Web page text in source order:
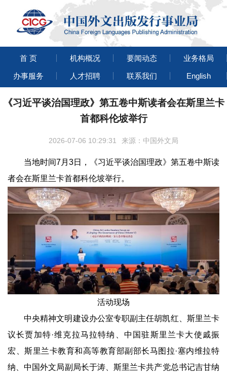
首 页 机构概况 要闻动态 业务格局
办事服务 人才招聘 联系我们 English
《习近平谈治国理政》第五卷中斯读者会在斯里兰卡
首都科伦坡举行
2026-07-06 10:29:31 来源：中国外文局
当地时间7月3日，《习近平谈治国理政》第五卷中斯读
者会在斯里兰卡首都科伦坡举行。
活动现场
中央精神文明建设办公室专职副主任胡凯红、斯里兰卡
议长贾加特·维克拉马拉特纳、中国驻斯里兰卡大使戚振
宏、斯里兰卡教育和高等教育部副部长马图拉·塞内维拉特
纳、中国外文局副局长于涛、斯里兰卡共产党总书记吉甘纳